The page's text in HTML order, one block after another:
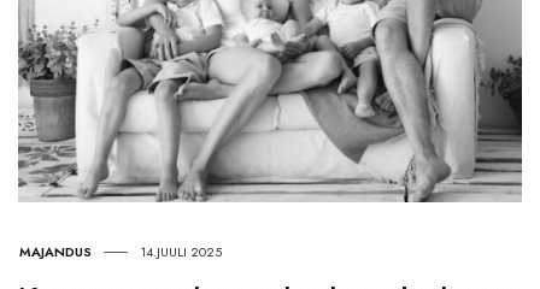
MAJANDUS 14.JUULI 2025